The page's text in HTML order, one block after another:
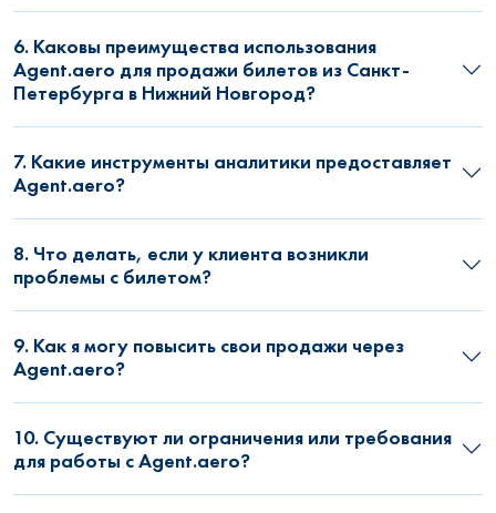
6. Каковы преимущества использования
Agent.aero для продажи билетов из Санкт-
Петербурга в Нижний Новгород?
7. Какие инструменты аналитики предоставляет
Agent.aero?
8. Что делать, если у клиента возникли
проблемы с билетом?
9. Как я могу повысить свои продажи через
Agent.aero?
10. Существуют ли ограничения или требования
для работы с Agent.aero?